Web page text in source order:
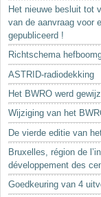
Stedenbouwkundige
Het nieuwe besluit tot
van de aanvraag voor
gepubliceerd !
Richtschema
ASTRID-radiodekking
Het BWRO werd
Wijziging van het
De vierde editie van
Bruxelles, région de
développement des
Goedkeuring van 4